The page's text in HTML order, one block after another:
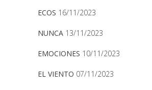
ECOS 16/11/2023
NUNCA 13/11/2023
EMOCIONES 10/11/2023
EL VIENTO 07/11/2023